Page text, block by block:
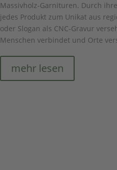
Massivholz-Garnituren. Durch
jedes Produkt zum Unikat aus
oder Slogan als CNC-Gravur
Menschen verbindet und Orte
mehr lesen